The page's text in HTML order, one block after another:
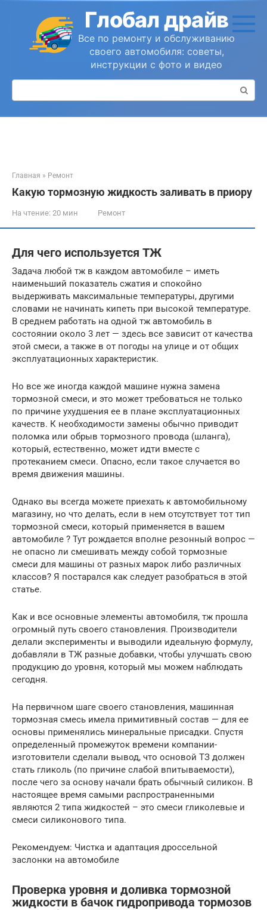
контенту
Глобал драйв
Все по ремонту и обслуживанию
своего автомобиля: советы,
инструкции с фото и видео
Поиск:
Главная » Ремонт
Какую тормозную жидкость заливать в приору
На чтение: 20 мин Ремонт
Для чего используется ТЖ
Задача любой тж в каждом автомобиле – иметь
наименьший показатель сжатия и спокойно
выдерживать максимальные температуры, другими
словами не начинать кипеть при высокой температуре.
В среднем работать на одной тж автомобиль в
состоянии около 3 лет — здесь все зависит от качества
этой смеси, а также в от погоды на улице и от общих
эксплуатационных характеристик.
Но все же иногда каждой машине нужна замена
тормозной смеси, и это может требоваться не только
по причине ухудшения ее в плане эксплуатационных
качеств. К необходимости замены обычно приводит
поломка или обрыв тормозного провода (шланга),
который, естественно, может идти вместе с
протеканием смеси. Опасно, если такое случается во
время движения машины.
Однако вы всегда можете приехать к автомобильному
магазину, но что делать, если в нем отсутствует тот тип
тормозной смеси, который применяется в вашем
автомобиле ? Тут рождается вполне резонный вопрос —
не опасно ли смешивать между собой тормозные
смеси для машины от разных марок либо различных
классов? Я постарался как следует разобраться в этой
статье.
Как и все основные элементы автомобиля, тж прошла
огромный путь своего становления. Производители
делали эксперименты и выводили идеальную формулу,
добавляли в ТЖ разные добавки, чтобы улучшать свою
продукцию до уровня, который мы можем наблюдать
сегодня.
На первичном шаге своего становления, машинная
тормозная смесь имела примитивный состав — для ее
основы применялись минеральные присадки. Спустя
определенный промежуток времени компании-
изготовители сделали вывод, что основой ТЗ должен
стать гликоль (по причине слабой впитываемости),
после чего за основу начали брать обычный силикон. В
настоящее время самыми распространенными
являются 2 типа жидкостей – это смеси гликолевые и
смеси силиконового типа.
Рекомендуем: Чистка и адаптация дроссельной
заслонки на автомобиле
Проверка уровня и доливка тормозной
жидкости в бачок гидропривода тормозов